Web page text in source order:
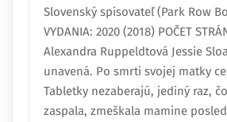
Slovenský spisovateľ (Park Row
VYDANIA: 2020 (2018) POČET
Alexandra Ruppeldtová Jessie
unavená. Po smrti svojej matky
Tabletky nezaberajú, jediný raz,
zaspala, zmeškala mamine